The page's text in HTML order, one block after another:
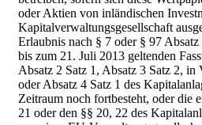
oder Aktien von inländischen
Kapitalverwaltungsgesellschaft
Erlaubnis nach § 7 oder § 97
bis zum 21. Juli 2013 geltenden
Absatz 2 Satz 1, Absatz 3 Satz 2,
oder Absatz 4 Satz 1 des
Zeitraum noch fortbesteht, oder die
21 oder den §§ 20, 22 des